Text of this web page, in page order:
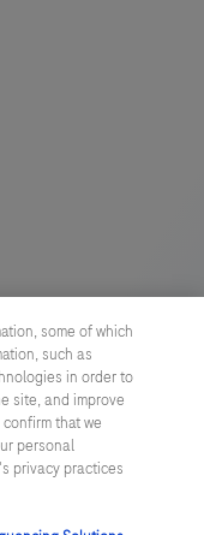
some of which
such as
in order to
site, and improve
that we
personal
privacy practices